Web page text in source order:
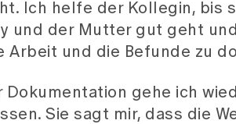
Ich helfe der Kollegin, bis
und der Mutter gut geht
Arbeit und die Befunde zu
Dokumentation gehe ich
Sie sagt mir, dass die